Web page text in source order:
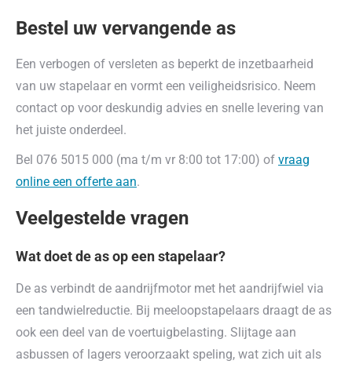
Bestel uw vervangende as
Een verbogen of versleten as beperkt de inzetbaarheid
van uw stapelaar en vormt een veiligheidsrisico. Neem
contact op voor deskundig advies en snelle levering van
het juiste onderdeel.
Bel 076 5015 000 (ma t/m vr 8:00 tot 17:00) of vraag
online een offerte aan.
Veelgestelde vragen
Wat doet de as op een stapelaar?
De as verbindt de aandrijfmotor met het aandrijfwiel via
een tandwielreductie. Bij meeloopstapelaars draagt de as
ook een deel van de voertuigbelasting. Slijtage aan
asbussen of lagers veroorzaakt speling, wat zich uit als